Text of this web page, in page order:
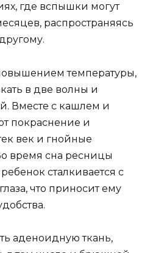
где вспышки могут
распространяясь
температуры,
в две волны и
Вместе с кашлем и
покраснение и
век и гнойные
время сна ресницы
сталкивается с
что приносит ему
аденоидную ткань,